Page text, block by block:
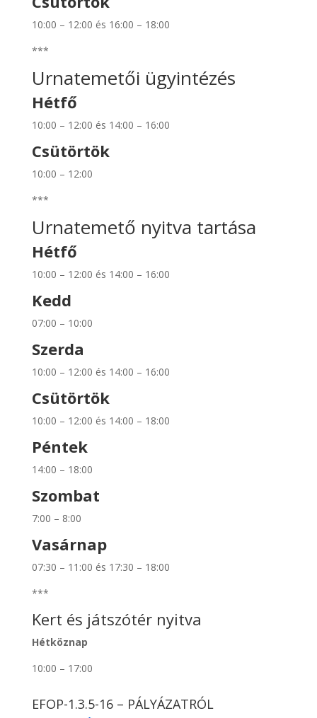
10:00 – 12:00 és 16:00 – 18:00
***
Urnatemetői ügyintézés
Hétfő
10:00 – 12:00 és 14:00 – 16:00
Csütörtök
10:00 – 12:00
***
Urnatemető nyitva tartása
Hétfő
10:00 – 12:00 és 14:00 – 16:00
Kedd
07:00 – 10:00
Szerda
10:00 – 12:00 és 14:00 – 16:00
Csütörtök
10:00 – 12:00 és 14:00 – 18:00
Péntek
14:00 – 18:00
Szombat
7:00 – 8:00
Vasárnap
07:30 – 11:00 és 17:30 – 18:00
***
Kert és játszótér nyitva
Hétköznap
10:00 – 17:00
EFOP-1.3.5-16 – PÁLYÁZATRÓL